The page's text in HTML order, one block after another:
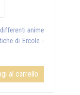
anime
di Ercole -
al carrello